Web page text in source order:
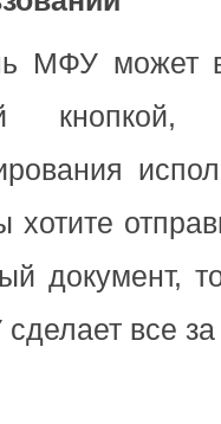
МФУ может
кнопкой,
документ,
все